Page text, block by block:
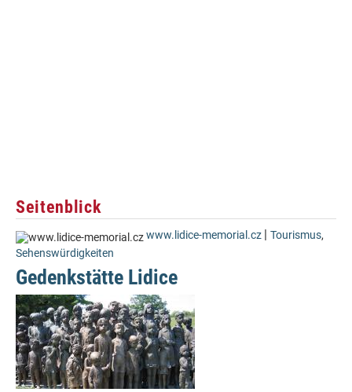
Seitenblick
www.lidice-memorial.cz | Tourismus,
Sehenswürdigkeiten
Gedenkstätte Lidice